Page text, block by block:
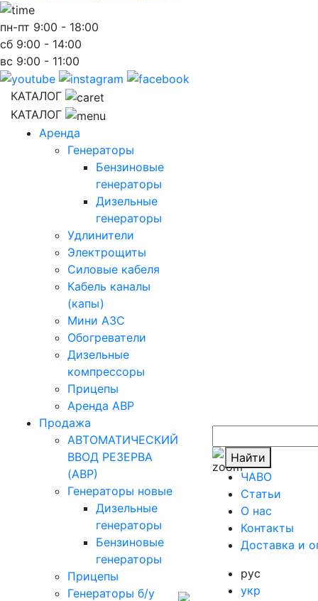
пн-пт 9:00 - 18:00
сб 9:00 - 14:00
вс 9:00 - 11:00
КАТАЛОГ
КАТАЛОГ
Аренда
Генераторы
Бензиновые
генераторы
Дизельные
генераторы
Удлинители
Электрощиты
Силовые кабеля
Кабель каналы
(капы)
Мини АЗС
Обогреватели
Дизельные
компрессоры
Прицепы
Аренда АВР
Продажа
АВТОМАТИЧЕСКИЙ
ВВОД РЕЗЕРВА
(АВР)
Генераторы новые
Дизельные
генераторы
Бензиновые
генераторы
Прицепы
Генераторы б/у
Найти
ЧАВО
Cтатьи
O нас
Контакты
Доставка и
рус
укр